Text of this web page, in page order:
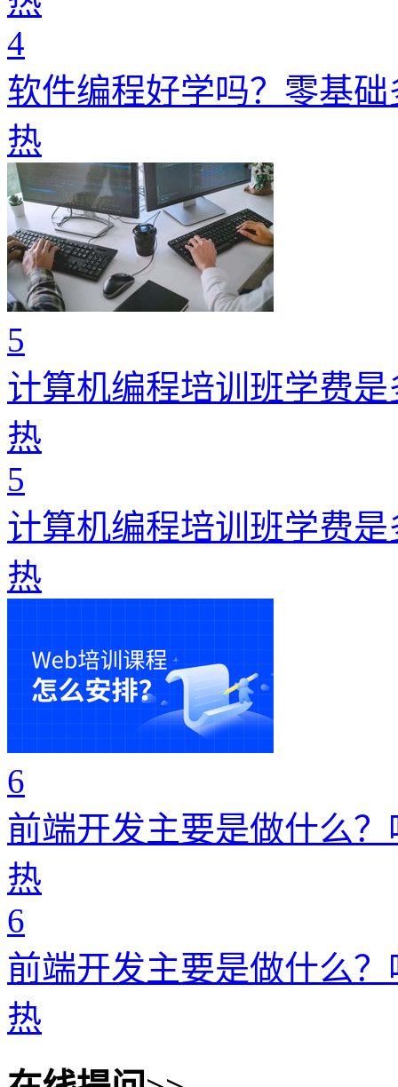
4
软件编程好学吗？零基
热
5
计算机编程培训班学费
热
5
计算机编程培训班学费
热
6
前端开发主要是做什么
热
6
前端开发主要是做什么
热